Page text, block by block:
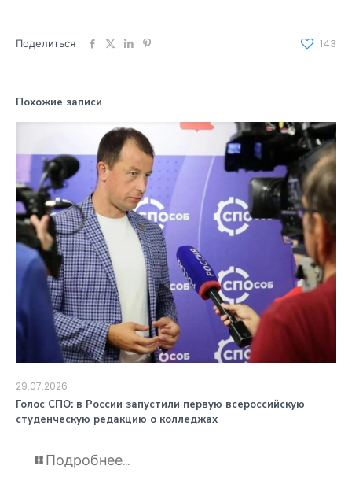
Поделиться 143
Похожие записи
29.07.2026
️Голос СПО: в России запустили первую всероссийскую
студенческую редакцию о колледжах
Подробнее...